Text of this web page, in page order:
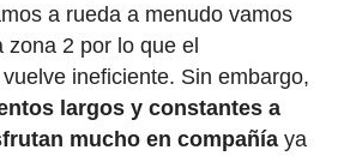
a rueda a menudo vamos
zona 2 por lo que el
ineficiente. Sin embargo,
largos y constantes a
mucho en compañíaya